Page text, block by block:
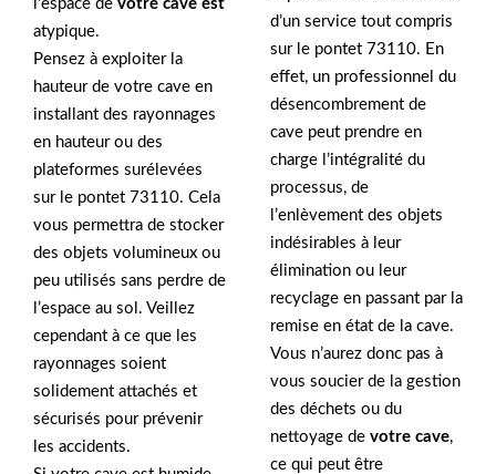
l’espace de votre cave est
atypique.
Pensez à exploiter la
hauteur de votre cave en
installant des rayonnages
en hauteur ou des
plateformes surélevées
sur le pontet 73110. Cela
vous permettra de stocker
des objets volumineux ou
peu utilisés sans perdre de
l’espace au sol. Veillez
cependant à ce que les
rayonnages soient
solidement attachés et
sécurisés pour prévenir
les accidents.
d’un service tout compris
sur le pontet 73110. En
effet, un professionnel du
désencombrement de
cave peut prendre en
charge l’intégralité du
processus, de
l’enlèvement des objets
indésirables à leur
élimination ou leur
recyclage en passant par la
remise en état de la cave.
Vous n’aurez donc pas à
vous soucier de la gestion
des déchets ou du
nettoyage de votre cave,
ce qui peut être